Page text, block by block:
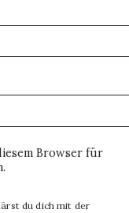
Browser für
du dich mit der